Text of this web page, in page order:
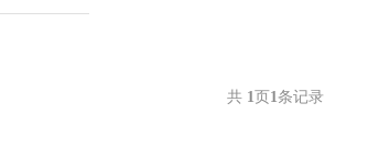
共 1页1条记录